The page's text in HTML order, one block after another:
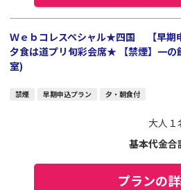
Ｗｅｂコレスペシャル★四国 【早期
夕食は道プリ旬彩会席★ 【禁煙】一の
室)
禁煙 早期申込プラン 夕・朝食付
大人１
基本代金合
プランの